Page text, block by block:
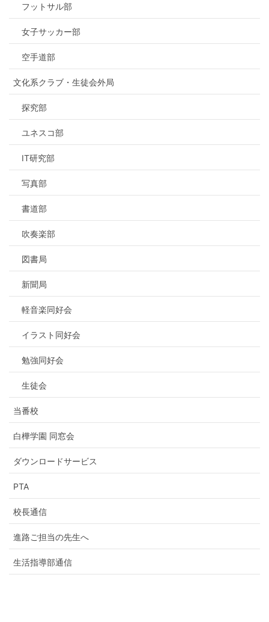
フットサル部
女子サッカー部
空手道部
文化系クラブ・生徒会外局
探究部
ユネスコ部
IT研究部
写真部
書道部
吹奏楽部
図書局
新聞局
軽音楽同好会
イラスト同好会
勉強同好会
生徒会
当番校
白樺学園 同窓会
ダウンロードサービス
PTA
校長通信
進路ご担当の先生へ
生活指導部通信